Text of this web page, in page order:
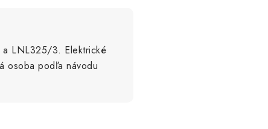
a LNL325/3. Elektrické
osoba podľa návodu